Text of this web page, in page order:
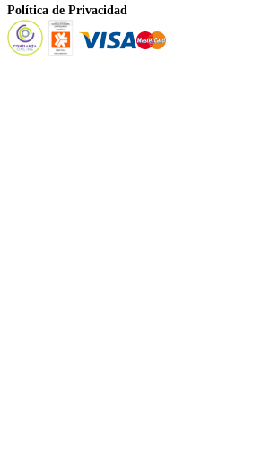
Política de Privacidad